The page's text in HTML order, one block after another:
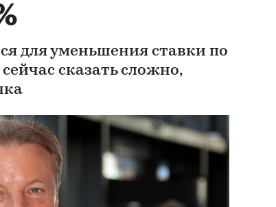
для уменьшения ставки по
сказать сложно,